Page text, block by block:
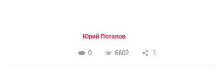
Юрий Потапов
0 6602 3